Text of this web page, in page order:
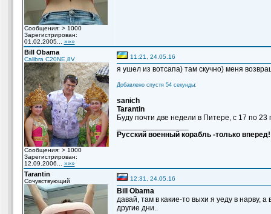
Сообщения: > 1000
Зарегистрирован:
01.02.2005... »»»
Bill Obama
Calibra C20NE,8V
Сообщения: > 1000
Зарегистрирован:
12.09.2006... »»»
11:21, 24.05.16
я ушел из вотсапа) там скучно) меня
Добавлено спустя 54 секунды:
sanich
Tarantin
Буду почти две недели в Питере, с 17 по 23
Русский военный корабль -только вперед!
Tarantin
Сочувствующий 12:31, 24.05.16
Bill Obama
давай, там в какие-то выхи я уеду в нарву,
другие дни..